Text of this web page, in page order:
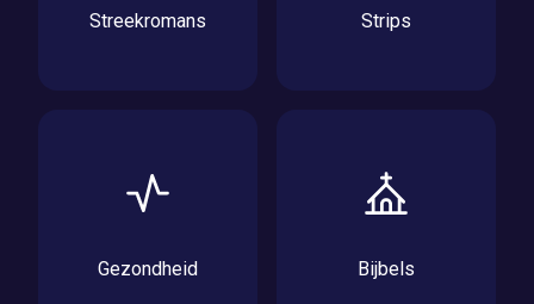
Streekromans Strips
Gezondheid Bijbels